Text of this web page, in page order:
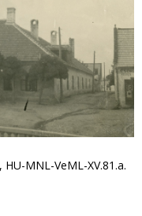
MNL-VeML-XV.81.a.